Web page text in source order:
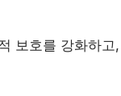
보호를 강화하